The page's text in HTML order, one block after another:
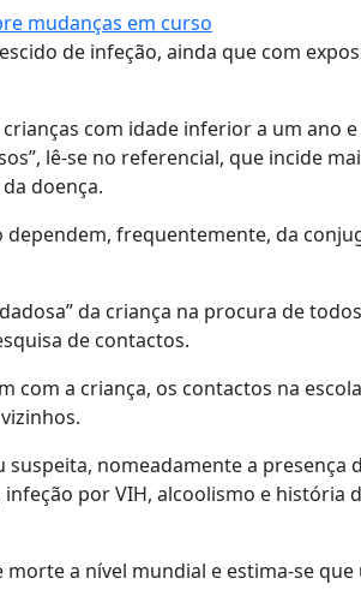
mudanças em curso
de infeção, ainda que com
com idade inferior a um ano
lê-se no referencial, que incide
doença.
frequentemente, da
da criança na procura de
de contactos.
a criança, os contactos na
nomeadamente a presença
por VIH, alcoolismo e história
a nível mundial e estima-se